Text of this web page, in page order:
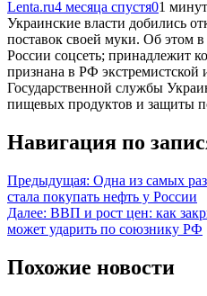
Lenta.ru4 месяца спустя01
Украинские власти добились
поставок своей муки. Об этом
России соцсеть; принадлежит
признана в РФ экстремистской
Государственной службы
пищевых продуктов и защиты
Навигация по
Предыдущая: Одна из самых
стала покупать нефть у России
Далее: ВВП и рост цен: как
может ударить по союзнику РФ
Похожие новости